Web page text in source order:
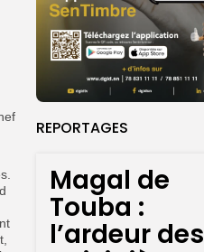
REPORTAGES
Magal de
Touba :
l’ardeur des